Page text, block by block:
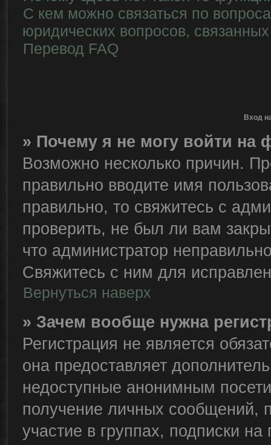
С кем можно связаться по
юридических вопросов,
Перевод FAQ
Вход
» Почему я не могу войти на
Возможно несколько причин.
правильно вводите имя
правильно, то свяжитесь с
проверить, не был ли вам
что администратор
Свяжитесь с ним для
Вернуться наверх
» Зачем вообще нужна
Регистрация не является
она предоставляет
недоступные анонимным
получение личных сообщений,
участие в группах, подписки